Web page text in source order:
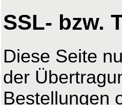
SSL- bzw.
Diese Seite
der
Bestellungen